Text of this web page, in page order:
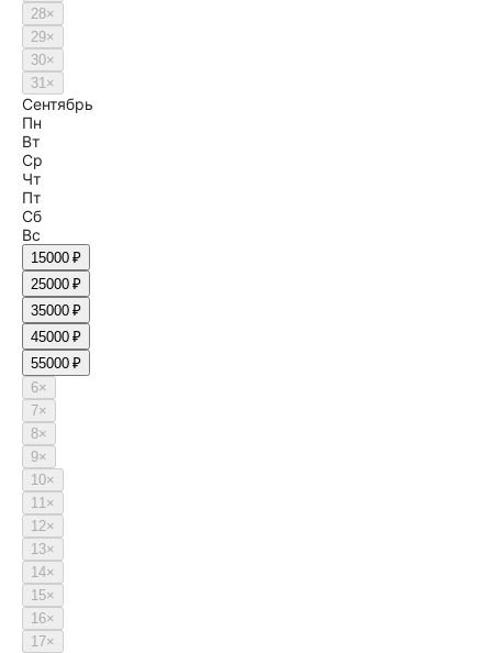
28×
29×
30×
31×
Сентябрь
Пн
Вт
Ср
Чт
Пт
Сб
Вс
15000 ₽
25000 ₽
35000 ₽
45000 ₽
55000 ₽
6×
7×
8×
9×
10×
11×
12×
13×
14×
15×
16×
17×